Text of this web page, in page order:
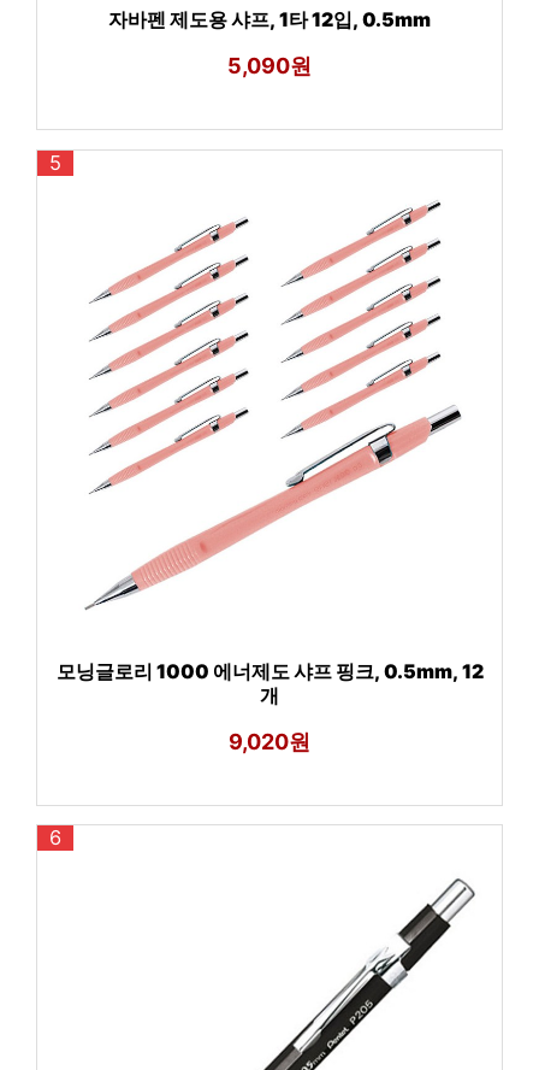
자바펜 제도용 샤프, 1타 12입, 0.5mm
5,090원
5
모닝글로리 1000 에너제도 샤프 핑크, 0.5mm, 12
개
9,020원
6